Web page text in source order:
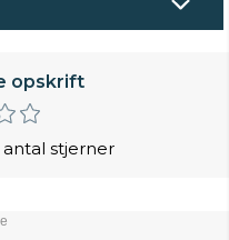
opskrift
stjerner